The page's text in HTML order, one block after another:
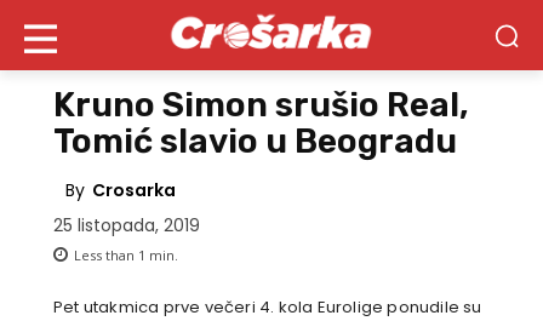
Kruno Simon srušio Real,
Tomić slavio u Beogradu
By Crosarka
25 listopada, 2019
Less than 1 min.
Pet utakmica prve večeri 4. kola Eurolige ponudile su